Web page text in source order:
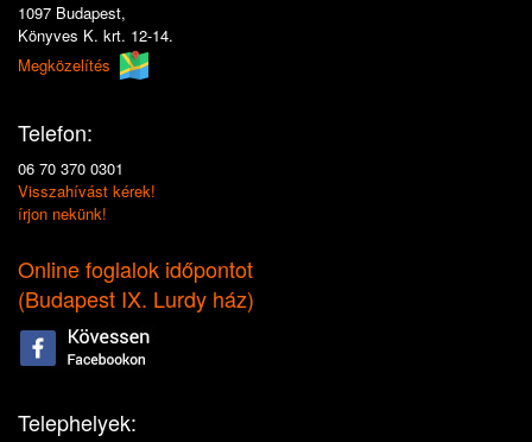
1097 Budapest,
Könyves K. krt. 12-14.
Megközelítés
Telefon:
06 70 370 0301
Visszahívást kérek!
írjon nekünk!
Online foglalok időpontot
(Budapest IX. Lurdy ház)
Telephelyek: